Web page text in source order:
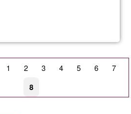
Page
1 Page
2 Page
3 Page
4 Page
5 Page
6 Page
7
Current
page
8